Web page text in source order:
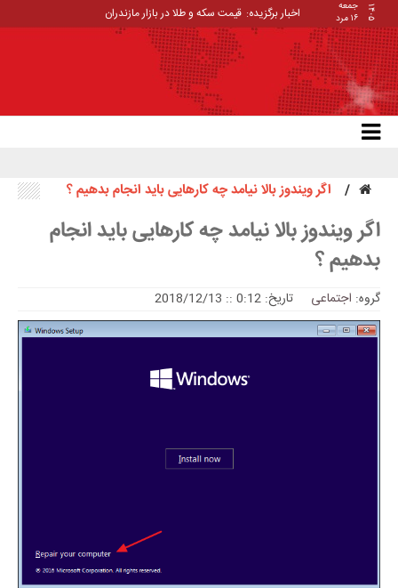
۱۴۰۵
جمعه
۱۶ مرد
اخبار برگزیده: قیمت سکه و طلا در بازار مازندران
اگر ویندوز بالا نیامد چه کارهایی باید انجام بدهیم ؟
اگر ویندوز بالا نیامد چه کارهایی باید انجام
بدهیم ؟
گروه: اجتماعی تاریخ: 0:12 :: 2018/12/13